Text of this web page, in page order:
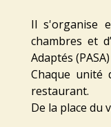
Il s'organise
chambres et
Adaptés
Chaque unité
restaurant.
De la place du